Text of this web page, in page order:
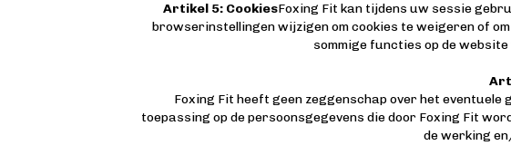
Artikel 5: CookiesFoxing Fit kan tijdens uw sessie
browserinstellingen wijzigen om cookies te weigeren of
sommige functies op de
Foxing Fit heeft geen zeggenschap over het
toepassing op de persoonsgegevens die door Foxing Fit
de werking